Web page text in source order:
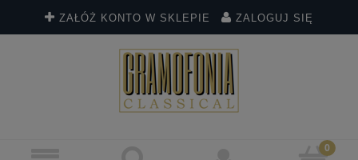
ZAŁÓŻ KONTO W SKLEPIE ZALOGUJ SIĘ